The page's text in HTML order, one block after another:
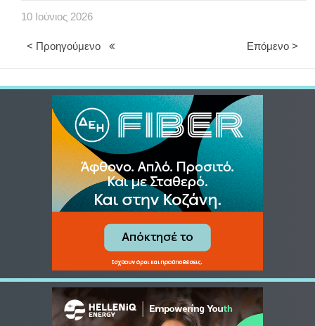
10 Ιούνιος 2026
< Προηγούμενο Επόμενο >